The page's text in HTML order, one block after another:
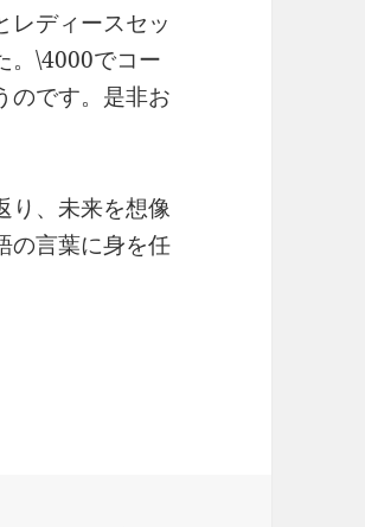
レディースセッ
。\4000でコー
のです。是非お
り、未来を想像
の言葉に身を任